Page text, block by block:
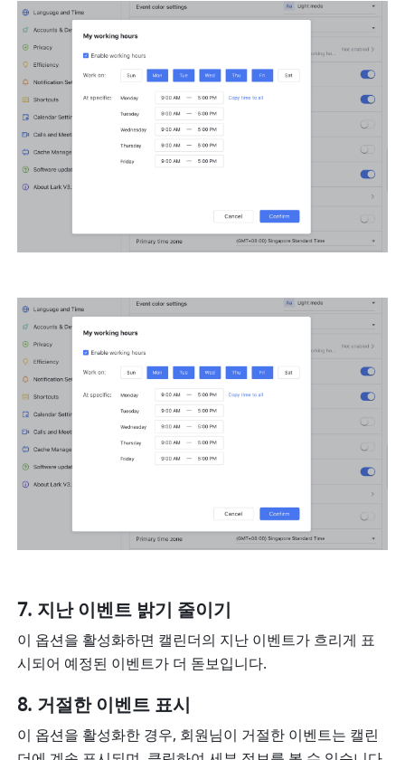
지난 이벤트 밝기 줄이기
이 옵션을 활성화하면 캘린더의 지난 이벤트가 흐리게 표
시되어 예정된 이벤트가 더 돋보입니다.
거절한 이벤트 표시
이 옵션을 활성화한 경우, 회원님이 거절한 이벤트는 캘린